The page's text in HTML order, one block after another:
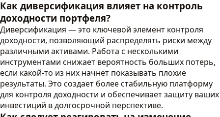
Как диверсификация влияет на контроль
доходности портфеля?
Диверсификация — это ключевой элемент контроля
доходности, позволяющий распределять риски между
различными активами. Работа с несколькими
инструментами снижает вероятность больших потерь,
если какой-то из них начнет показывать плохие
результаты. Это создает более стабильную платформу
для контроля доходности и обеспечивает защиту ваших
инвестиций в долгосрочной перспективе.